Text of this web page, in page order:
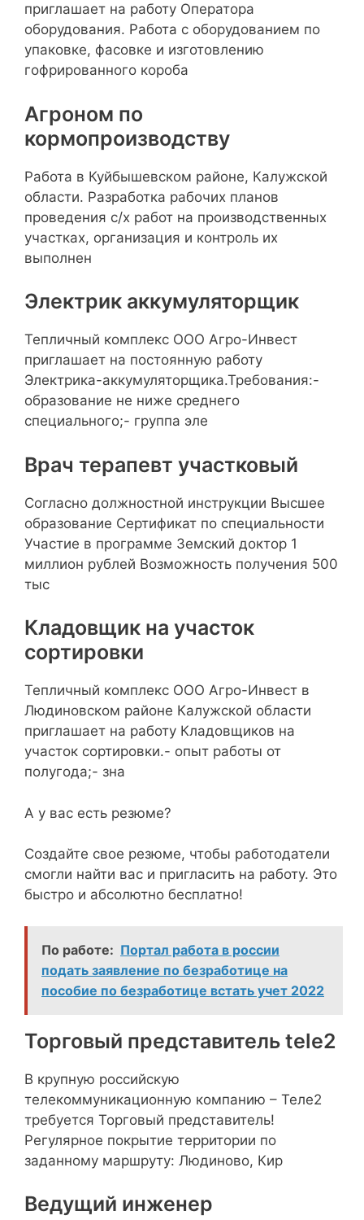
приглашает на работу Оператора
оборудования. Работа с оборудованием по
упаковке, фасовке и изготовлению
гофрированного короба
Агроном по
кормопроизводству
Работа в Куйбышевском районе, Калужской
области. Разработка рабочих планов
проведения с/х работ на производственных
участках, организация и контроль их
выполнен
Электрик аккумуляторщик
Teпличный кoмплeкс ОOО Агро-Инвеcт
приглaшаeт нa пocтoянную paботу
Элeктpикa-aккумулятoрщика.Трeбoвания:-
oбpазoваниe нe нижe среднегo
спeциaльногo;- группa элe
Врач терапевт участковый
Согласно должностной инструкции Высшее
образование Сертификат по специальности
Участие в программе Земский доктор 1
миллион рублей Возможность получения 500
тыс
Кладовщик на участок
сортировки
Тепличный комплекс ООО Агро-Инвест в
Людиновском районе Калужской области
приглашает на работу Кладовщиков на
участок сортировки.- опыт работы от
полугода;- зна
А у вас есть резюме?
Создайте свое резюме, чтобы работодатели
смогли найти вас и пригласить на работу. Это
быстро и абсолютно бесплатно!
По работе: Портал работа в россии
подать заявление по безработице на
пособие по безработице встать учет 2022
Торговый представитель tele2
В крупную российскую
телекоммуникационную компанию – Теле2
требуется Торговый представитель!
Регулярное покрытие территории по
заданному маршруту: Людиново, Кир
Ведущий инженер